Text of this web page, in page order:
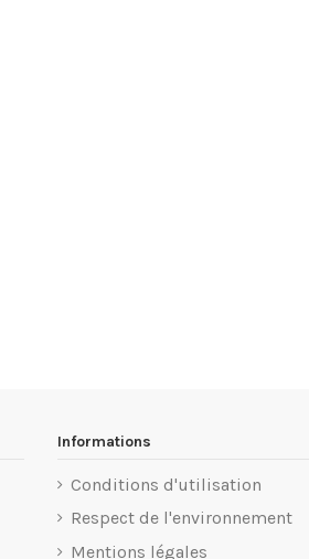
Informations
Conditions d'utilisation
Respect de l'environnement
Mentions légales